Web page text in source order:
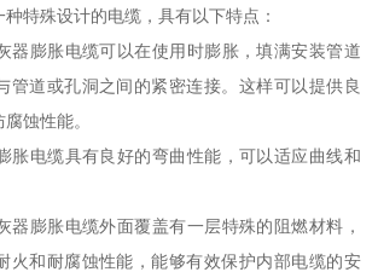
特殊设计的电缆，具有以下特点：
器膨胀电缆可以在使用时膨胀，填满安装管道
管道或孔洞之间的紧密连接。这样可以提供良
蚀性能。
胀电缆具有良好的弯曲性能，可以适应曲线和
器膨胀电缆外面覆盖有一层特殊的阻燃材料，
火和耐腐蚀性能，能够有效保护内部电缆的安